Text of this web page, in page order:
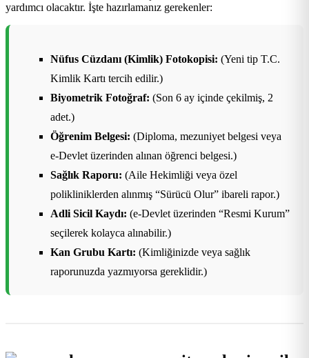
yardımcı olacaktır. İşte hazırlamanız gerekenler:
Nüfus Cüzdanı (Kimlik) Fotokopisi: (Yeni tip T.C.
Kimlik Kartı tercih edilir.)
Biyometrik Fotoğraf: (Son 6 ay içinde çekilmiş, 2
adet.)
Öğrenim Belgesi: (Diploma, mezuniyet belgesi veya
e-Devlet üzerinden alınan öğrenci belgesi.)
Sağlık Raporu: (Aile Hekimliği veya özel
polikliniklerden alınmış “Sürücü Olur” ibareli rapor.)
Adli Sicil Kaydı: (e-Devlet üzerinden “Resmi Kurum”
seçilerek kolayca alınabilir.)
Kan Grubu Kartı: (Kimliğinizde veya sağlık
raporunuzda yazmıyorsa gereklidir.)